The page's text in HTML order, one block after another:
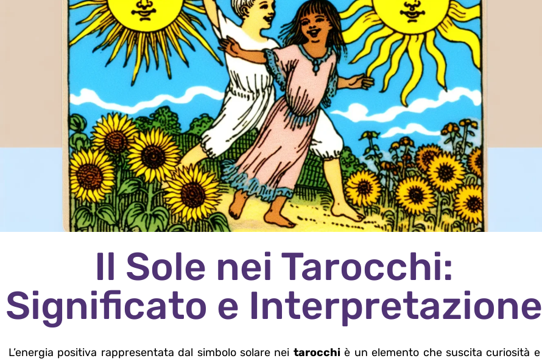
Il Sole nei Tarocchi:
Significato e Interpretazione
L’energia positiva rappresentata dal simbolo solare nei tarocchiè un elemento che suscita curiosità e